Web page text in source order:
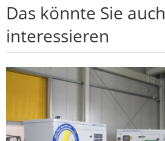
Das könnte Sie auch
interessieren